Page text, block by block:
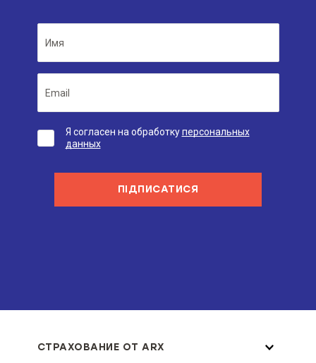
Я согласен на обработкуперсональных
данных
ПІДПИСАТИСЯ
СТРАХОВАНИЕ ОТ ARX